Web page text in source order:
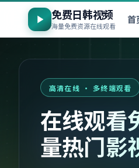
免费日韩视频
海量免费资源在线观看
首
高清在线 · 多终端观看
在线观看
量热门影